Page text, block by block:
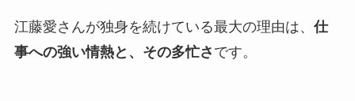
江藤愛さんが独身を続けている最大の理由は、 仕
事への強い情熱と、その多忙さ です。